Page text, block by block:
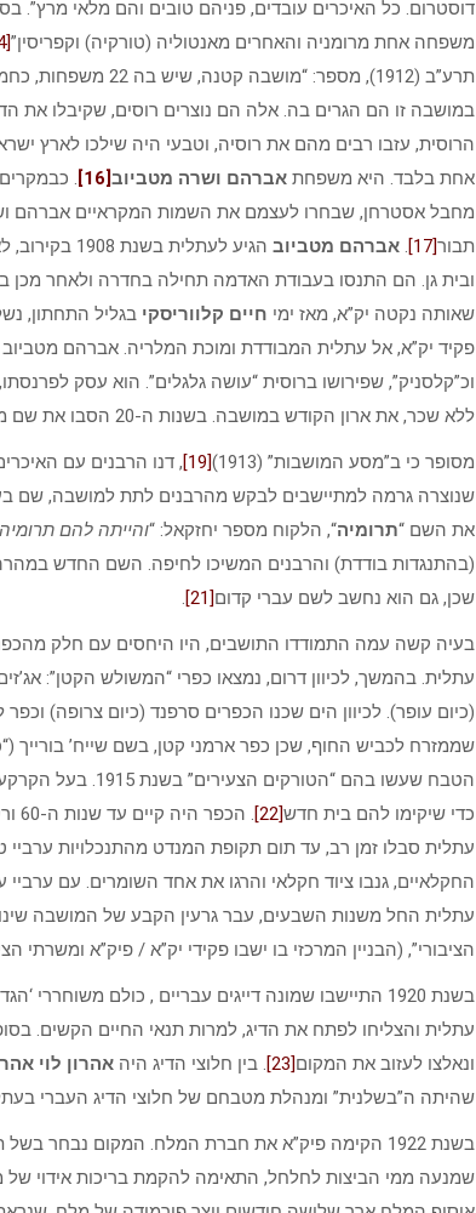
משפחה אחת מרומניה והאחרים מאנטוליה (טורקיה) וקפריסין”[14]
תרע”ב (1912), מספר:
במושבה זו הם הגרים בה. אלה הם נוצרים רוסים, שקיבלו את
הרוסית, עזבו רבים מהם את רוסיה, וטבעי היה שילכו לארץ
אחת בלבד. היא משפחת אברהם ושרה מטביוב[16]
.
מחבל אסטרחן, שבחרו לעצמם את השמות המקראיים אברהם
תבור[17]
. אברהם מטביוב
הגיע
ובית גן. הם התנסו בעבודת האדמה תחילה בחדרה ולאחר מכן
שאותה נקטה יק”א, מאז ימי חיים קלווריסקי בגליל התחתון,
פקיד יק”א, אל עתלית המבודדת ומוכת המלריה. אברהם
וכ”קלסניק”, שפירושו ברוסית “עושה גלגלים”. הוא עסק
ללא שכר, את ארון הקודש במושבה. בשנות ה-20 הסבו את שם משפחתם לעברית ובחרו בשם “מכבי”
מסופר כי ב”מסע המושבות” (1913) [19]
, דנו הרבנים עם
שנוצרה גרמה למתיישבים לבקש מהרבנים לתת למושבה, שם
את השם “תרומיה“, הלקוח מספר יחזקאל: “והייתה להם
(בהתנגדות בודדת) והרבנים המשיכו לחיפה. השם החדש
שכן, גם הוא נחשב לשם עברי קדום[21]
.
בעיה קשה עמה התמודדו התושבים, היו היחסים עם חלק
עתלית. בהמשך, לכיוון דרום, נמצאו כפרי “המשולש הקטן”:
(כיום עופר). לכיוון הים שכנו הכפרים סרפנד (כיום צרופה)
שממזרח לכביש החוף, שכן כפר ארמני קטן, בשם שייח’ בורייך
הטבח שעשו בהם
כדי שיקימו להם בית חדש[22]
.
עתלית סבלו זמן רב, עד תום תקופת המנדט מהתנכלויות
החקלאיים, גנבו ציוד חקלאי והרגו את אחד השומרים. עם
עתלית החל משנות השבעים, עבר גרעין הקבע של המושבה
הציבורי”, (הבניין המרכזי בו ישבו פקידי יק”א / פיק”א ומשרתי
בשנת 1920 התיישבו שמונה דייגים עבריים , כולם
עתלית והצליחו לפתח את הדיג, למרות תנאי החיים הקשים.
ונאלצו לעזוב את המקום[23] . בין חלוצי הדיג היה אהרון לוי
שהיתה ה”בשלנית” ומנהלת מטבחם של חלוצי הדיג העברי
בשנת 1922 הקימה פיק”א את חברת המלח. המקום
שמנעה ממי הביצות לחלחל, התאימה להקמת בריכות אידוי של